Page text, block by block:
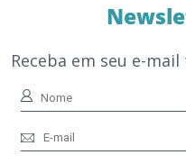
Receba em seu e-